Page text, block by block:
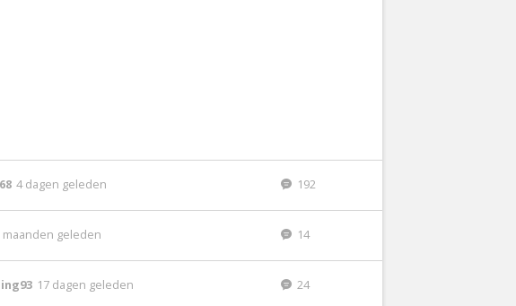
4 dagen geleden 192
maanden geleden 14
17 dagen geleden 24